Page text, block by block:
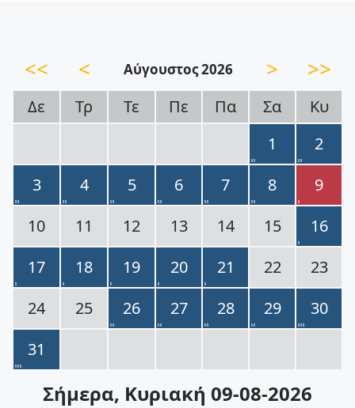
<< < Αύγουστος 2026 > >>
Δε Τρ Τε Πε Πα Σα
Κυ
1
2
3
4 5 6 7 8
9
10
11 12 13 14 15
16
17
18 19 20 21 22
23
24
25 26 27 28 29
30
31
Σήμερα, Κυριακή 09-08-2026